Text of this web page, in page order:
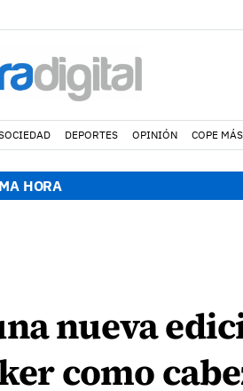
DEPORTES OPINIÓN COPE
HORA
nueva
como